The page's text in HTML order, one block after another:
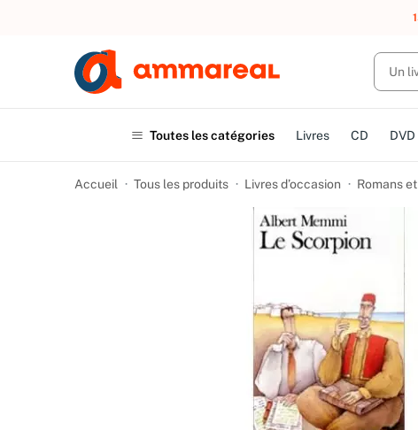
UN ACHAT,
Toutes les catégories Livres CD DVD
Accueil Tous les produits Livres d’occasion Romans